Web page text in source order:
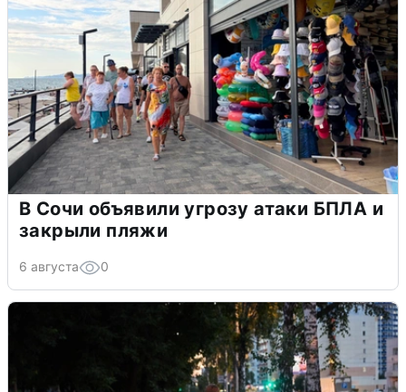
В Сочи объявили угрозу атаки БПЛА и
закрыли пляжи
6 августа 0